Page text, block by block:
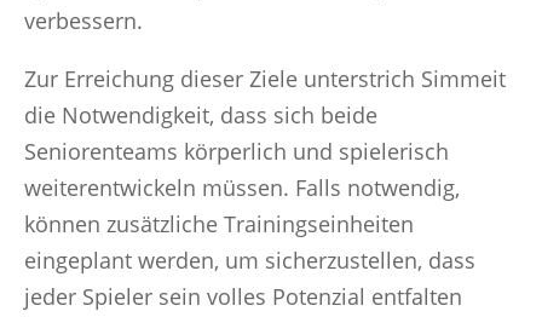
verbessern.
Zur Erreichung dieser Ziele unterstrich Simmeit
die Notwendigkeit, dass sich beide
Seniorenteams körperlich und spielerisch
weiterentwickeln müssen. Falls notwendig,
können zusätzliche Trainingseinheiten
eingeplant werden, um sicherzustellen, dass
jeder Spieler sein volles Potenzial entfalten